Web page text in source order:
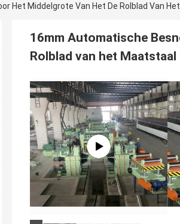
Het Middelgrote Van Het De Rolblad Van
16mm Automatische
Rolblad van het